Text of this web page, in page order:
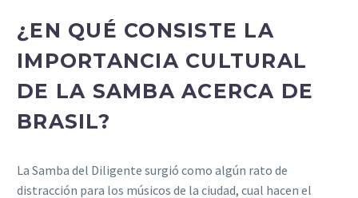
¿EN QUÉ CONSISTE LA
IMPORTANCIA CULTURAL
DE LA SAMBA ACERCA DE
BRASIL?
La Samba del Diligente surgió como algún rato de
distracción para los músicos de la ciudad, cual hacen el